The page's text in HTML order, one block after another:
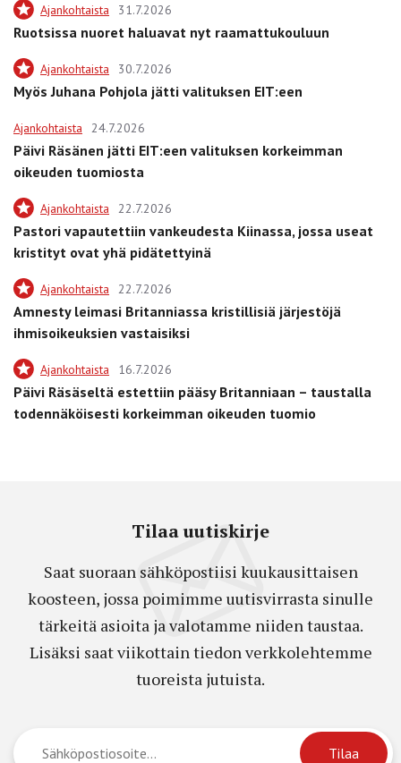
Ajankohtaista 31.7.2026
Ruotsissa nuoret haluavat nyt raamattukouluun
Ajankohtaista 30.7.2026
Myös Juhana Pohjola jätti valituksen EIT:een
Ajankohtaista 24.7.2026
Päivi Räsänen jätti EIT:een valituksen korkeimman
oikeuden tuomiosta
Ajankohtaista 22.7.2026
Pastori vapautettiin vankeudesta Kiinassa, jossa useat
kristityt ovat yhä pidätettyinä
Ajankohtaista 22.7.2026
Amnesty leimasi Britanniassa kristillisiä järjestöjä
ihmisoikeuksien vastaisiksi
Ajankohtaista 16.7.2026
Päivi Räsäseltä estettiin pääsy Britanniaan – taustalla
todennäköisesti korkeimman oikeuden tuomio
Tilaa uutiskirje
Saat suoraan sähköpostiisi kuukausittaisen
koosteen, jossa poimimme uutisvirrasta sinulle
tärkeitä asioita ja valotamme niiden taustaa.
Lisäksi saat viikottain tiedon verkkolehtemme
tuoreista jutuista.